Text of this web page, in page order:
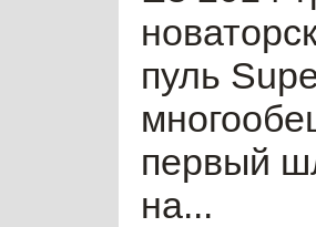
пуль
первый
на...